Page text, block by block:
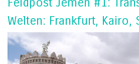
Welten: Frankfurt, Kairo,